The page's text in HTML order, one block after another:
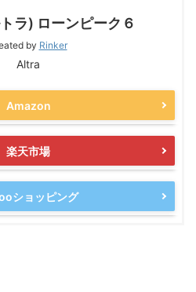
ラ) ローンピーク６
by Rinker
Altra
Amazon
楽天市場
ショッピング